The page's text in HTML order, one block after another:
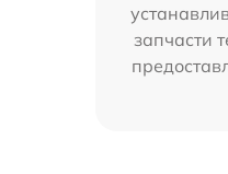
запчасти